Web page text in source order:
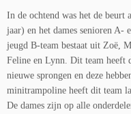
In de ochtend was het de beurt
jaar) en het dames senioren A-
jeugd B-team bestaat uit Zoë,
Feline en Lynn. Dit team heeft
nieuwe sprongen en deze
minitrampoline heeft dit team
De dames zijn op alle